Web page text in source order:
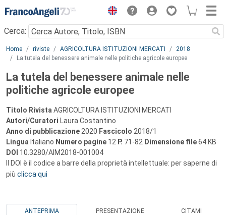
Menu
Cerca:
Main content
Home riviste AGRICOLTURA ISTITUZIONI MERCATI
2018
La tutela del benessere animale nelle politiche agricole europee
La tutela del benessere animale nelle
politiche agricole europee
Titolo Rivista AGRICOLTURA ISTITUZIONI MERCATI
Autori/Curatori Laura Costantino
Anno di pubblicazione 2020 Fascicolo 2018/1
Lingua Italiano Numero pagine 12 P. 71-82 Dimensione file64 KB
DOI 10.3280/AIM2018-001004
Il DOI è il codice a barre della proprietà intellettuale: per saperne di
più clicca qui
ANTEPRIMA PRESENTAZIONE CITAMI